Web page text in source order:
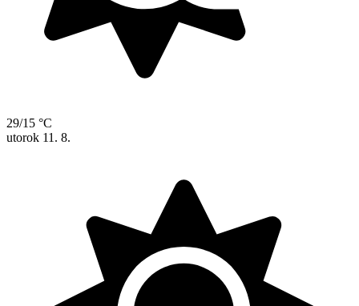
29/15 °C
utorok 11. 8.